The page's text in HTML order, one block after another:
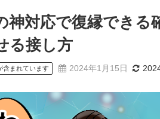
神対応で復縁できる
る接し方
含まれています 2024年1月15日